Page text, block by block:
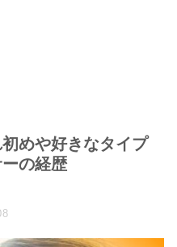
めや好きなタイプ
ーの経歴